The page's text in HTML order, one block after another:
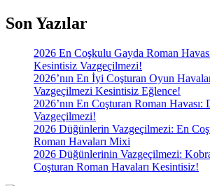
Son Yazılar
2026 En Coşkulu Gayda Roman
Kesintisiz Vazgeçilmezi!
2026’nın En İyi Coşturan Oyun
Vazgeçilmezi Kesintisiz Eğlence!
2026’nın En Coşturan Roman
Vazgeçilmezi!
2026 Düğünlerin Vazgeçilmezi: En
Roman Havaları Mixi
2026 Düğünlerinin Vazgeçilmezi:
Coşturan Roman Havaları Kesintisiz!